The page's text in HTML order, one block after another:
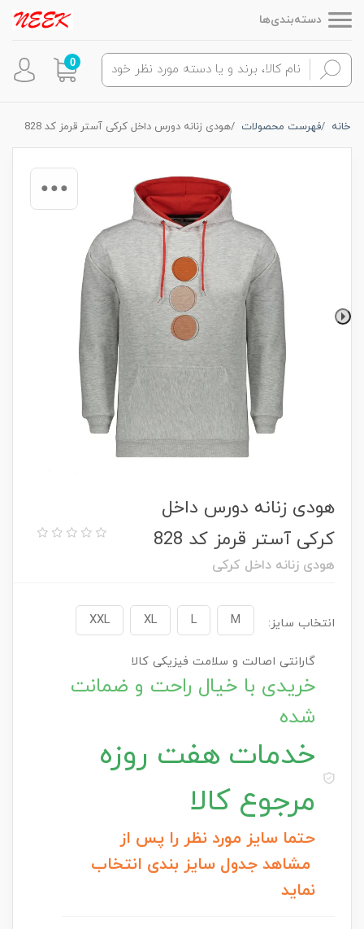
دسته‌بندی‌ها
0
خانه فهرست محصولات هودی زنانه دورس داخل کرکی آستر قرمز کد 828
هودی زنانه دورس داخل
کرکی آستر قرمز کد 828
هودی زنانه داخل کرکی
انتخاب سایز: M
L
XL
XXL
گارانتی اصالت و سلامت فیزیکی کالا
خریدی با خیال راحت و ضمانت
شده
خدمات هفت روزه
مرجوع کالا
حتما سایز مورد نظر را پس از
مشاهد جدول سایز بندی انتخاب
نماید